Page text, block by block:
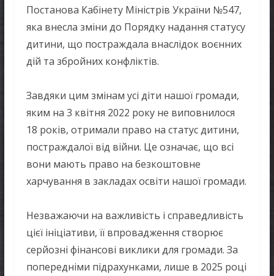
Постанова Кабінету Міністрів України №547,
яка внесла зміни до Порядку надання статусу
дитини, що постраждала внаслідок воєнних
дій та збройних конфліктів.
Завдяки цим змінам усі діти нашої громади,
яким на 3 квітня 2022 року не виповнилося
18 років, отримали право на статус дитини,
постраждалої від війни. Це означає, що всі
вони мають право на безкоштовне
харчування в закладах освіти нашої громади.
Незважаючи на важливість і справедливість
цієї ініціативи, її впровадження створює
серйозні фінансові виклики для громади. За
попередніми підрахунками, лише в 2025 році